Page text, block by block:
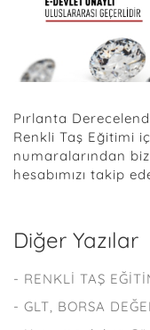
Pırlanta
Renkli Taş Eğitimi
numaralarından
hesabımızı takip
Diğer Yazılar
- RENKLİ TAŞ
- GLT, BORSA